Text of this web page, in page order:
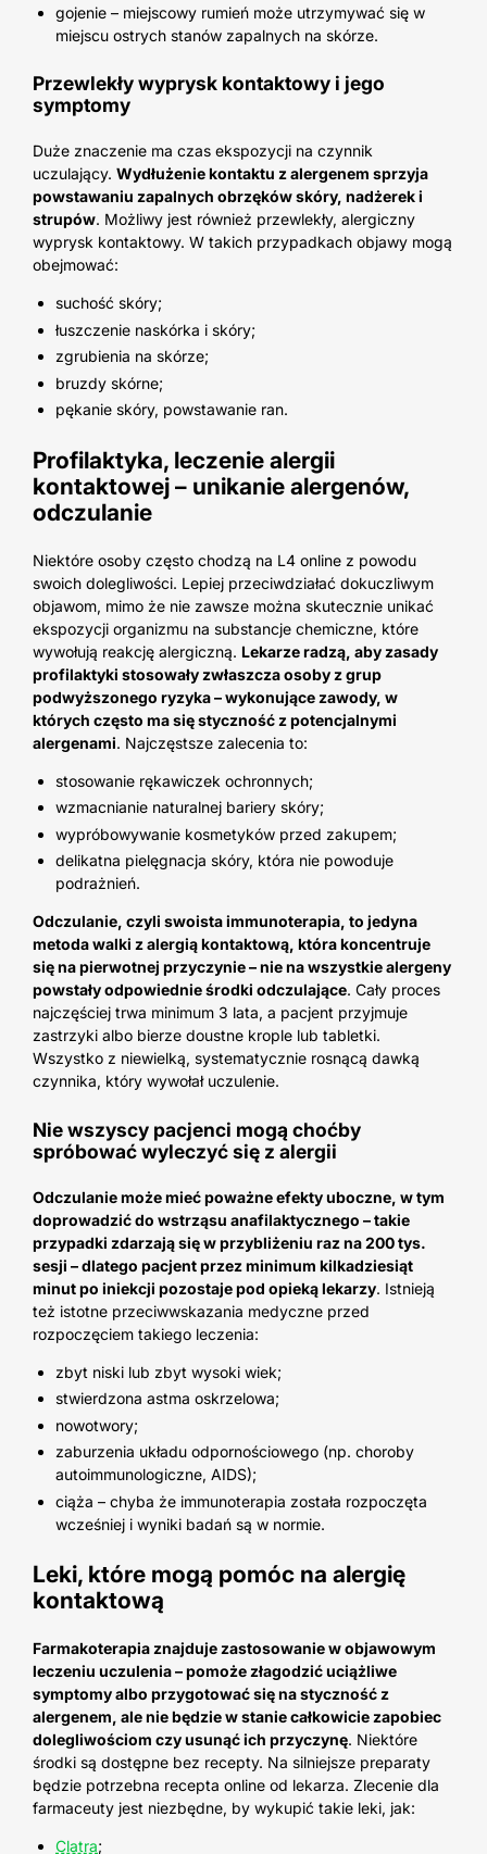
gojenie – miejscowy rumień może utrzymywać się w
miejscu ostrych stanów zapalnych na skórze.
Przewlekły wyprysk kontaktowy i jego
symptomy
Duże znaczenie ma czas ekspozycji na czynnik
uczulający. Wydłużenie kontaktu z alergenem sprzyja
powstawaniu zapalnych obrzęków skóry, nadżerek i
strupów. Możliwy jest również przewlekły, alergiczny
wyprysk kontaktowy. W takich przypadkach objawy mogą
obejmować:
suchość skóry;
łuszczenie naskórka i skóry;
zgrubienia na skórze;
bruzdy skórne;
pękanie skóry, powstawanie ran.
Profilaktyka, leczenie alergii
kontaktowej – unikanie alergenów,
odczulanie
Niektóre osoby często chodzą na L4 online z powodu
swoich dolegliwości. Lepiej przeciwdziałać dokuczliwym
objawom, mimo że nie zawsze można skutecznie unikać
ekspozycji organizmu na substancje chemiczne, które
wywołują reakcję alergiczną. Lekarze radzą, aby zasady
profilaktyki stosowały zwłaszcza osoby z grup
podwyższonego ryzyka – wykonujące zawody, w
których często ma się styczność z potencjalnymi
alergenami. Najczęstsze zalecenia to:
stosowanie rękawiczek ochronnych;
wzmacnianie naturalnej bariery skóry;
wypróbowywanie kosmetyków przed zakupem;
delikatna pielęgnacja skóry, która nie powoduje
podrażnień.
Odczulanie, czyli swoista immunoterapia, to jedyna
metoda walki z alergią kontaktową, która koncentruje
się na pierwotnej przyczynie – nie na wszystkie alergeny
powstały odpowiednie środki odczulające. Cały proces
najczęściej trwa minimum 3 lata, a pacjent przyjmuje
zastrzyki albo bierze doustne krople lub tabletki.
Wszystko z niewielką, systematycznie rosnącą dawką
czynnika, który wywołał uczulenie.
Nie wszyscy pacjenci mogą choćby
spróbować wyleczyć się z alergii
Odczulanie może mieć poważne efekty uboczne, w tym
doprowadzić do wstrząsu anafilaktycznego – takie
przypadki zdarzają się w przybliżeniu raz na 200 tys.
sesji – dlatego pacjent przez minimum kilkadziesiąt
minut po iniekcji pozostaje pod opieką lekarzy. Istnieją
też istotne przeciwwskazania medyczne przed
rozpoczęciem takiego leczenia:
zbyt niski lub zbyt wysoki wiek;
stwierdzona astma oskrzelowa;
nowotwory;
zaburzenia układu odpornościowego (np. choroby
autoimmunologiczne, AIDS);
ciąża – chyba że immunoterapia została rozpoczęta
wcześniej i wyniki badań są w normie.
Leki, które mogą pomóc na alergię
kontaktową
Farmakoterapia znajduje zastosowanie w objawowym
leczeniu uczulenia – pomoże złagodzić uciążliwe
symptomy albo przygotować się na styczność z
alergenem, ale nie będzie w stanie całkowicie zapobiec
dolegliwościom czy usunąć ich przyczynę. Niektóre
środki są dostępne bez recepty. Na silniejsze preparaty
będzie potrzebna recepta online od lekarza. Zlecenie dla
farmaceuty jest niezbędne, by wykupić takie leki, jak:
Clatra;